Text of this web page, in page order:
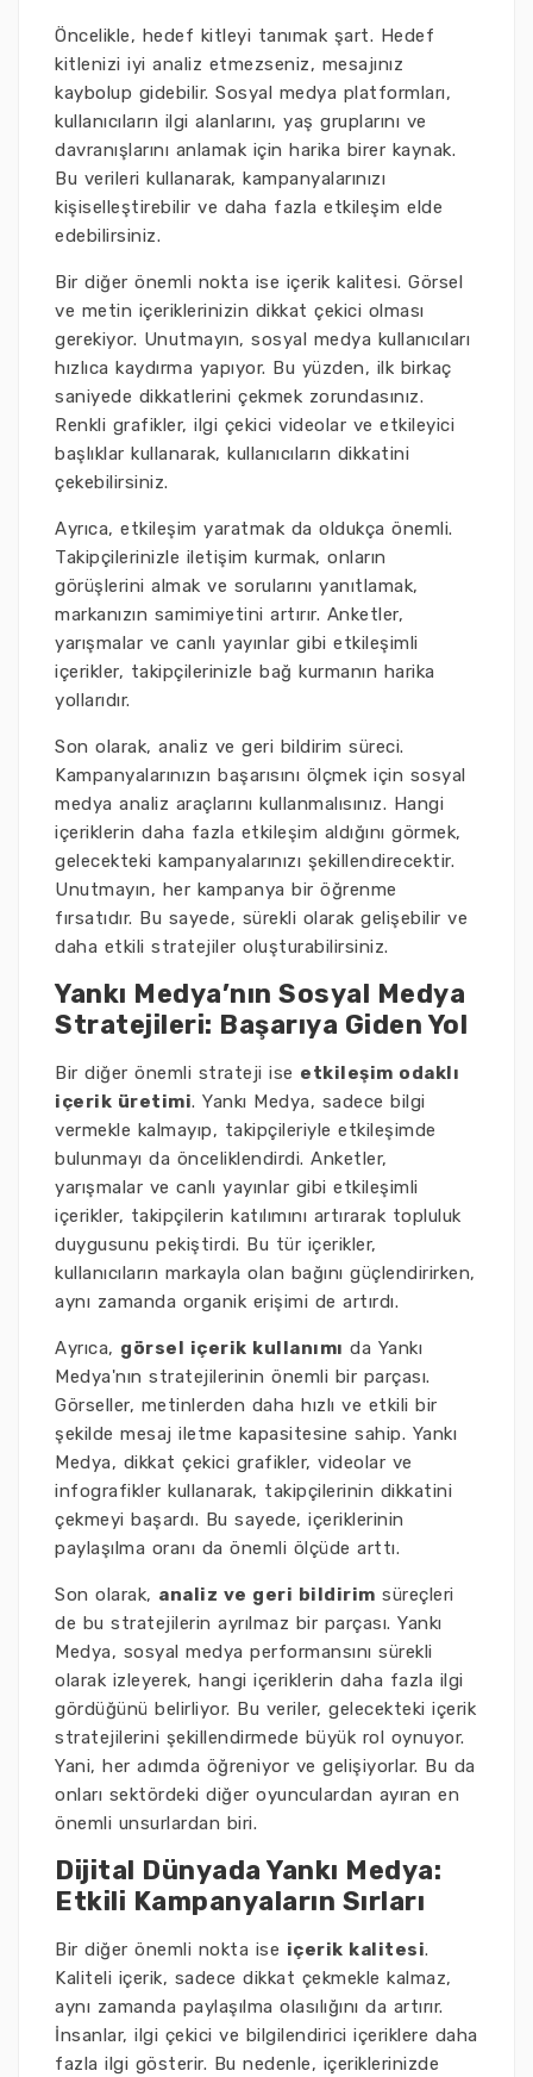
Öncelikle, hedef kitleyi tanımak şart. Hedef
kitlenizi iyi analiz etmezseniz, mesajınız
kaybolup gidebilir. Sosyal medya platformları,
kullanıcıların ilgi alanlarını, yaş gruplarını ve
davranışlarını anlamak için harika birer kaynak.
Bu verileri kullanarak, kampanyalarınızı
kişiselleştirebilir ve daha fazla etkileşim elde
edebilirsiniz.
Bir diğer önemli nokta ise içerik kalitesi. Görsel
ve metin içeriklerinizin dikkat çekici olması
gerekiyor. Unutmayın, sosyal medya kullanıcıları
hızlıca kaydırma yapıyor. Bu yüzden, ilk birkaç
saniyede dikkatlerini çekmek zorundasınız.
Renkli grafikler, ilgi çekici videolar ve etkileyici
başlıklar kullanarak, kullanıcıların dikkatini
çekebilirsiniz.
Ayrıca, etkileşim yaratmak da oldukça önemli.
Takipçilerinizle iletişim kurmak, onların
görüşlerini almak ve sorularını yanıtlamak,
markanızın samimiyetini artırır. Anketler,
yarışmalar ve canlı yayınlar gibi etkileşimli
içerikler, takipçilerinizle bağ kurmanın harika
yollarıdır.
Son olarak, analiz ve geri bildirim süreci.
Kampanyalarınızın başarısını ölçmek için sosyal
medya analiz araçlarını kullanmalısınız. Hangi
içeriklerin daha fazla etkileşim aldığını görmek,
gelecekteki kampanyalarınızı şekillendirecektir.
Unutmayın, her kampanya bir öğrenme
fırsatıdır. Bu sayede, sürekli olarak gelişebilir ve
daha etkili stratejiler oluşturabilirsiniz.
Yankı Medya’nın Sosyal Medya
Stratejileri: Başarıya Giden Yol
Bir diğer önemli strateji ise etkileşim odaklı
içerik üretimi. Yankı Medya, sadece bilgi
vermekle kalmayıp, takipçileriyle etkileşimde
bulunmayı da önceliklendirdi. Anketler,
yarışmalar ve canlı yayınlar gibi etkileşimli
içerikler, takipçilerin katılımını artırarak topluluk
duygusunu pekiştirdi. Bu tür içerikler,
kullanıcıların markayla olan bağını güçlendirirken,
aynı zamanda organik erişimi de artırdı.
Ayrıca, görsel içerik kullanımı da Yankı
Medya'nın stratejilerinin önemli bir parçası.
Görseller, metinlerden daha hızlı ve etkili bir
şekilde mesaj iletme kapasitesine sahip. Yankı
Medya, dikkat çekici grafikler, videolar ve
infografikler kullanarak, takipçilerinin dikkatini
çekmeyi başardı. Bu sayede, içeriklerinin
paylaşılma oranı da önemli ölçüde arttı.
Son olarak, analiz ve geri bildirim süreçleri
de bu stratejilerin ayrılmaz bir parçası. Yankı
Medya, sosyal medya performansını sürekli
olarak izleyerek, hangi içeriklerin daha fazla ilgi
gördüğünü belirliyor. Bu veriler, gelecekteki içerik
stratejilerini şekillendirmede büyük rol oynuyor.
Yani, her adımda öğreniyor ve gelişiyorlar. Bu da
onları sektördeki diğer oyunculardan ayıran en
önemli unsurlardan biri.
Dijital Dünyada Yankı Medya:
Etkili Kampanyaların Sırları
Bir diğer önemli nokta ise içerik kalitesi.
Kaliteli içerik, sadece dikkat çekmekle kalmaz,
aynı zamanda paylaşılma olasılığını da artırır.
İnsanlar, ilgi çekici ve bilgilendirici içeriklere daha
fazla ilgi gösterir. Bu nedenle, içeriklerinizde